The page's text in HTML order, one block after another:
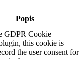
Popis
GDPR Cookie
this cookie is
the user consent for